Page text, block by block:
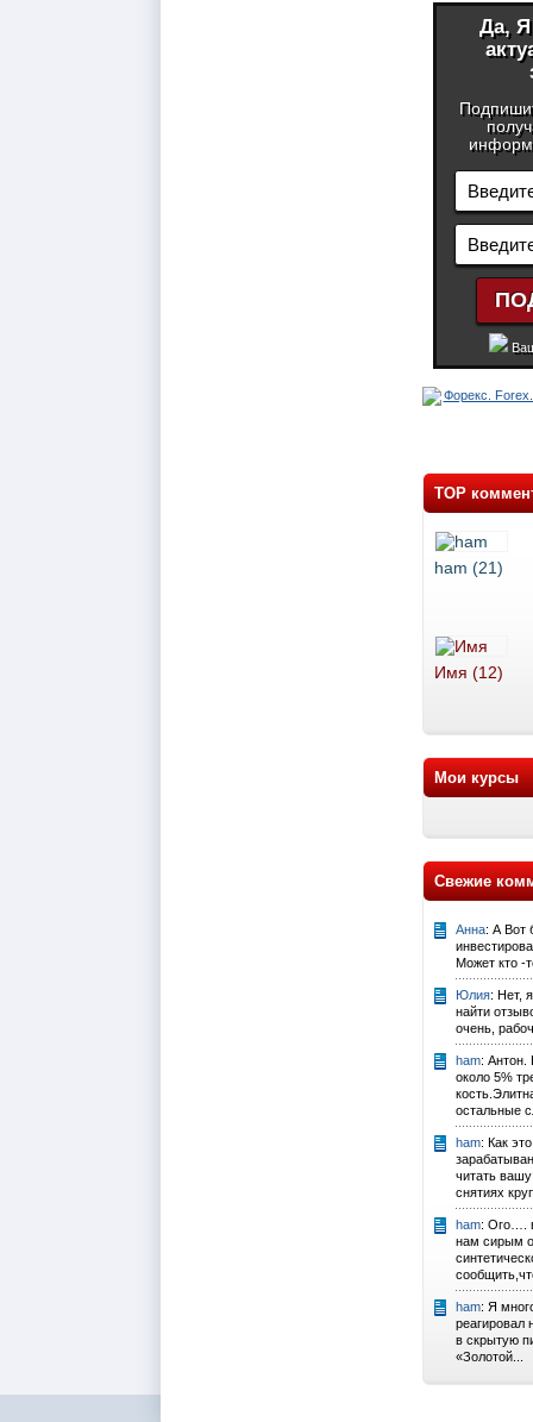
Да, Я
TOP
ham (21)
Имя (12)
Мои курсы
Свежие
Анна: А Вот
Может кто -
Юлия: Нет,
найти
очень,
ham: Антон.
около 5%
остальные
ham: Как
читать
снятиях
ham: Ого….
нам сирым
ham: Я
реагировал
в скрытую
«Золотой...